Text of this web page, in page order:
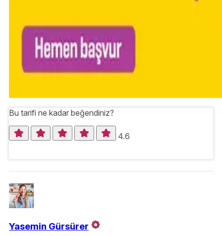
Bu tarifi ne kadar beğendiniz?
4.6
Yasemin Gürsürer